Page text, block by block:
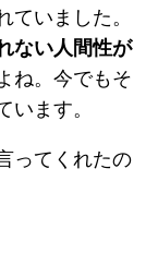
ていました。
ない人間性が
ね。今でもそ
います。
ってくれたの